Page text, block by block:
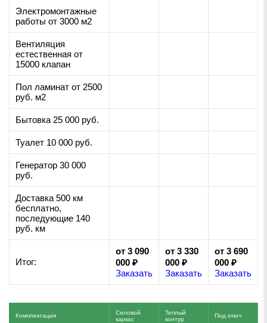
Электромонтажные
работы от 3000 м2
Вентиляция
естественная от
15000 клапан
Пол ламинат от 2500
руб. м2
Бытовка 25 000 руб.
Туалет 10 000 руб.
Генератор 30 000
руб.
Доставка 500 км
бесплатно,
последующие 140
руб. км
Итог:
от 3 090
000 ₽
Заказать
от 3 330
000 ₽
Заказать
от 3 690
000 ₽
Заказать
Комплектация
Силовой
каркас
Теплый
контур
Под ключ